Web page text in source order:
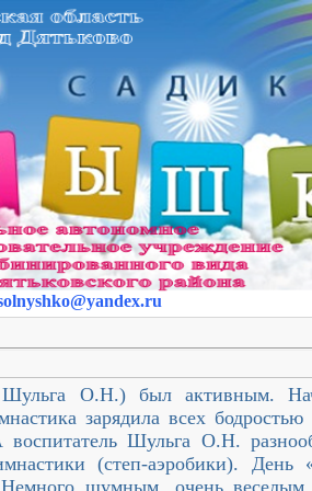
@yandex.ru
Шульга О.Н.) был активным.
зарядила всех
Шульга О.Н.
(степ-аэробики). День
шумным, очень